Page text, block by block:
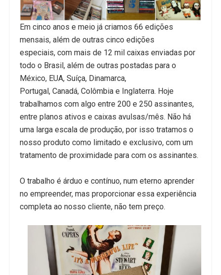
Em cinco anos e meio já criamos 66 edições
mensais, além de outras cinco edições
especiais, com mais de 12 mil caixas enviadas por
todo o Brasil, além de outras postadas para o
México, EUA, Suíça, Dinamarca,
Portugal, Canadá, Colômbia e Inglaterra. Hoje
trabalhamos com algo entre 200 e 250 assinantes,
entre planos ativos e caixas avulsas/mês. Não há
uma larga escala de produção, por isso tratamos o
nosso produto como limitado e exclusivo, com um
tratamento de proximidade para com os assinantes.
O trabalho é árduo e contínuo, num eterno aprender
no empreender, mas proporcionar essa experiência
completa ao nosso cliente, não tem preço.